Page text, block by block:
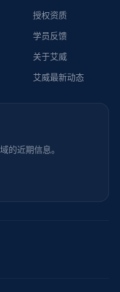
授权资质
学员反馈
关于艾威
艾威最新动态
的近期信息。